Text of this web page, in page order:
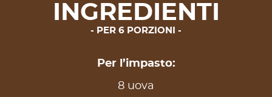
INGREDIENTI
PER 6 PORZIONI
Per l’impasto:
8 uova